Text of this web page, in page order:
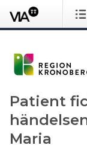
Patient
Maria